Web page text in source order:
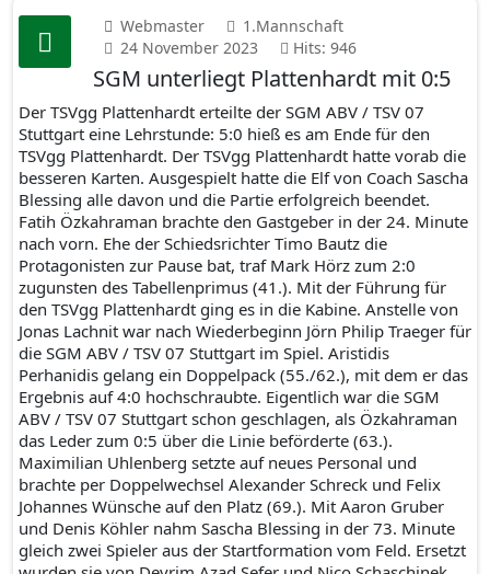
Webmaster
1.Mannschaft
24 November 2023
Hits: 946
SGM unterliegt Plattenhardt mit 0:5
Der TSVgg Plattenhardt erteilte der SGM ABV / TSV 07
Stuttgart eine Lehrstunde: 5:0 hieß es am Ende für den
TSVgg Plattenhardt. Der TSVgg Plattenhardt hatte vorab die
besseren Karten. Ausgespielt hatte die Elf von Coach Sascha
Blessing alle davon und die Partie erfolgreich beendet.
Fatih Özkahraman brachte den Gastgeber in der 24. Minute
nach vorn. Ehe der Schiedsrichter Timo Bautz die
Protagonisten zur Pause bat, traf Mark Hörz zum 2:0
zugunsten des Tabellenprimus (41.). Mit der Führung für
den TSVgg Plattenhardt ging es in die Kabine. Anstelle von
Jonas Lachnit war nach Wiederbeginn Jörn Philip Traeger für
die SGM ABV / TSV 07 Stuttgart im Spiel. Aristidis
Perhanidis gelang ein Doppelpack (55./62.), mit dem er das
Ergebnis auf 4:0 hochschraubte. Eigentlich war die SGM
ABV / TSV 07 Stuttgart schon geschlagen, als Özkahraman
das Leder zum 0:5 über die Linie beförderte (63.).
Maximilian Uhlenberg setzte auf neues Personal und
brachte per Doppelwechsel Alexander Schreck und Felix
Johannes Wünsche auf den Platz (69.). Mit Aaron Gruber
und Denis Köhler nahm Sascha Blessing in der 73. Minute
gleich zwei Spieler aus der Startformation vom Feld. Ersetzt